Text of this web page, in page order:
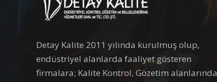
Detay Kalite 2011 yılında kurulmuş olup,
endüstriyel alanlarda faaliyet gösteren
firmalara; Kalite Kontrol, Gözetim alanlarında